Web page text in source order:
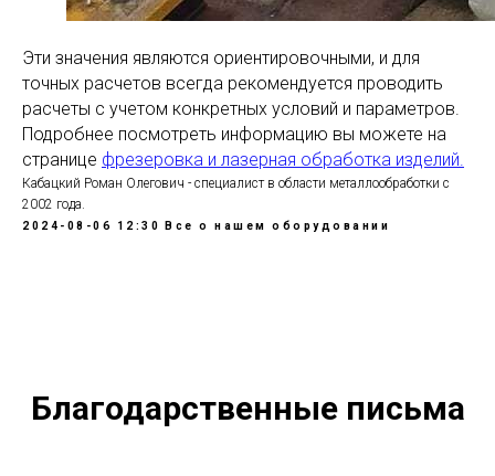
Эти значения являются ориентировочными, и для
точных расчетов всегда рекомендуется проводить
расчеты с учетом конкретных условий и параметров.
Подробнее посмотреть информацию вы можете на
странице фрезеровка и лазерная обработка изделий.
Кабацкий Роман Олегович - специалист в области металлообработки с
2002 года.
2024-08-06 12:30 Все о нашем оборудовании
Благодарственные письма